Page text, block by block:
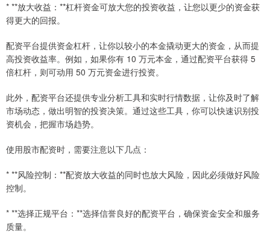
* **放大收益：**杠杆资金可放大您的投资收益，让您以更少的资金获
得更大的回报。
配资平台提供资金杠杆，让你以较小的本金撬动更大的资金，从而提
高投资收益率。例如，如果你有 10 万元本金，通过配资平台获得 5
倍杠杆，则可动用 50 万元资金进行投资。
此外，配资平台还提供专业分析工具和实时行情数据，让你及时了解
市场动态，做出明智的投资决策。通过这些工具，你可以快速识别投
资机会，把握市场趋势。
使用股市配资时，需要注意以下几点：
* **风险控制：**配资放大收益的同时也放大风险，因此必须做好风险
控制。
* **选择正规平台：**选择信誉良好的配资平台，确保资金安全和服务
质量。